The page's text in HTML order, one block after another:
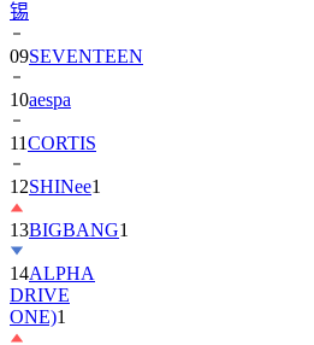
锡
09SEVENTEEN
10aespa
11CORTIS
12SHINee1
13BIGBANG1
14ALPHA
DRIVE
ONE)1